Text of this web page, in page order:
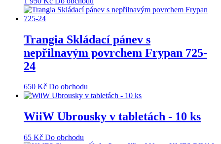
Trangia Skládací pánev s
nepřilnavým povrchem Frypan 725-
24
650 Kč Do obchodu
WiiW Ubrousky v tabletách - 10 ks
65 Kč Do obchodu